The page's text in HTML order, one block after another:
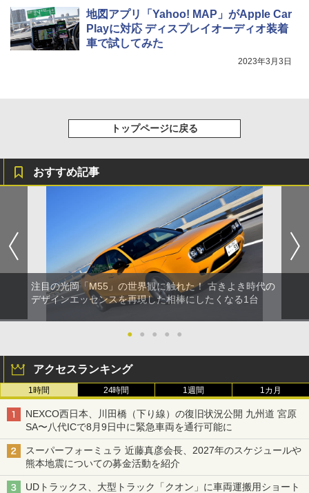
地図アプリ「Yahoo! MAP」がApple Car
Playに対応 ディスプレイオーディオ装着
車で試してみた
2023年3月3日
トップページに戻る
おすすめ記事
注目の光岡「M55」の世界観に触れた！ 古きよき時代の
デザインエッセンスを再現した相棒にしたくなる1台
● ● ● ● ●
アクセスランキング
1時間 24時間 1週間 1カ月
NEXCO西日本、川田橋（下り線）の復旧状況公開 九州道 宮原
SA〜八代ICで8月9日中に緊急車両を通行可能に
スーパーフォーミュラ 近藤真彦会長、2027年のスケジュールや
熊本地震についての募金活動を紹介
UDトラックス、大型トラック「クオン」に車両運搬用ショート